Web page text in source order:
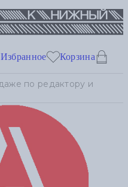
Избранное Корзина